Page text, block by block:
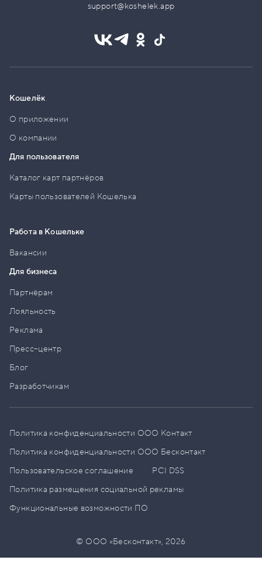
support@koshelek.app
Кошелёк
О приложении
О компании
Для пользователя
Каталог карт партнёров
Карты пользователей Кошелька
Работа в Кошельке
Вакансии
Для бизнеса
Партнёрам
Лояльность
Реклама
Пресс–центр
Блог
Разработчикам
Политика конфиденциальности ООО Контакт
Политика конфиденциальности ООО Бесконтакт
Пользовательское соглашение
PCI DSS
Политика размещения социальной рекламы
Функциональные возможности ПО
© ООО «Бесконтакт»,2026